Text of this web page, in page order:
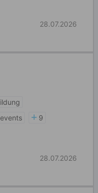
28.07.2026
9
28.07.2026